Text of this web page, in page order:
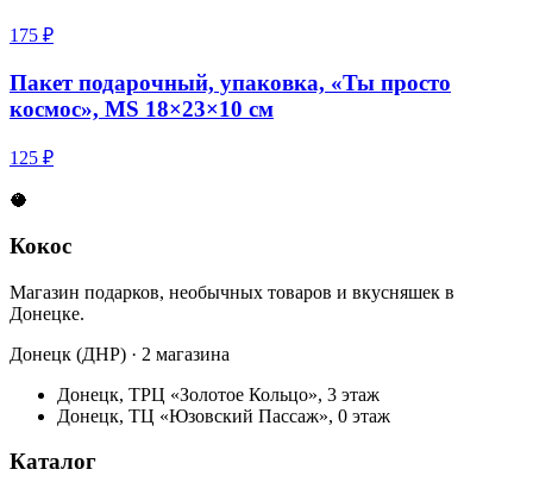
175 ₽
Пакет подарочный, упаковка, «Ты просто
космос», MS 18×23×10 см
125 ₽
🥥
Кокос
Магазин подарков, необычных товаров и вкусняшек в
Донецке.
Донецк (ДНР) · 2 магазина
Донецк, ТРЦ «Золотое Кольцо», 3 этаж
Донецк, ТЦ «Юзовский Пассаж», 0 этаж
Каталог